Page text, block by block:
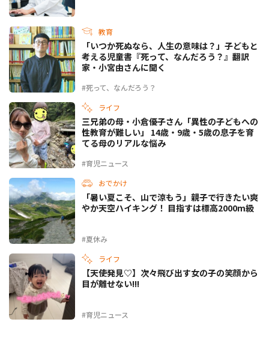
教育
#死って、なんだろう？
「いつか死ぬなら、人生の意味は？」子どもと
考える児童書『死って、なんだろう？』翻訳
家・小宮由さんに聞く
ライフ
#育児ニュース
三兄弟の母・小倉優子さん「異性の子どもへの
性教育が難しい」 14歳・9歳・5歳の息子を育
てる母のリアルな悩み
おでかけ
#夏休み
「暑い夏こそ、山で涼もう」親子で行きたい爽
やか天空ハイキング！ 目指すは標高2000m級
ライフ
#育児ニュース
【天使発見♡】次々飛び出す女の子の笑顔から
目が離せない!!!